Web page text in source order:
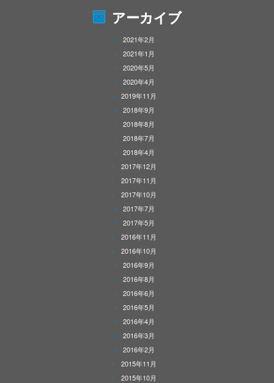
アーカイブ
2021年2月
2021年1月
2020年5月
2020年4月
2019年11月
2018年9月
2018年8月
2018年7月
2018年4月
2017年12月
2017年11月
2017年10月
2017年7月
2017年5月
2016年11月
2016年10月
2016年9月
2016年8月
2016年6月
2016年5月
2016年4月
2016年3月
2016年2月
2015年11月
2015年10月